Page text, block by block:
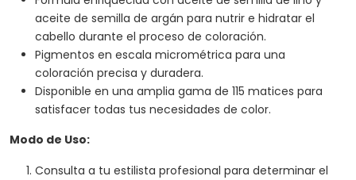
aceite de semilla de argán para nutrir e hidratar el
cabello durante el proceso de coloración.
Pigmentos en escala micrométrica para una
coloración precisa y duradera.
Disponible en una amplia gama de 115 matices para
satisfacer todas tus necesidades de color.
Modo de Uso:
Consulta a tu estilista profesional para determinar el